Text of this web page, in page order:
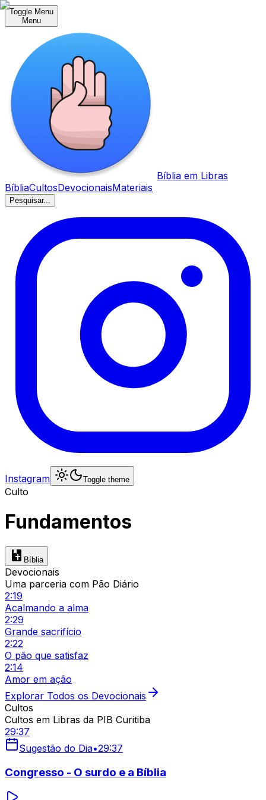
Toggle Menu
Menu
Bíblia em Libras
BíbliaCultosDevocionaisMateriais
Pesquisar...
Instagram Toggle theme
Culto
Fundamentos
Bíblia
Devocionais
Uma parceria com Pão Diário
2:19
Acalmando a alma
2:29
Grande sacrifício
2:22
O pão que satisfaz
2:14
Amor em ação
Explorar Todos os Devocionais
Cultos
Cultos em Libras da PIB Curitiba
29:37
Sugestão do Dia•29:37
Congresso - O surdo e a Bíblia